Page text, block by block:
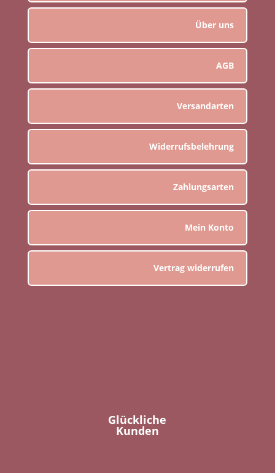
Über uns
AGB
Versandarten
Widerrufsbelehrung
Zahlungsarten
Mein Konto
Vertrag widerrufen
Glückliche
Kunden